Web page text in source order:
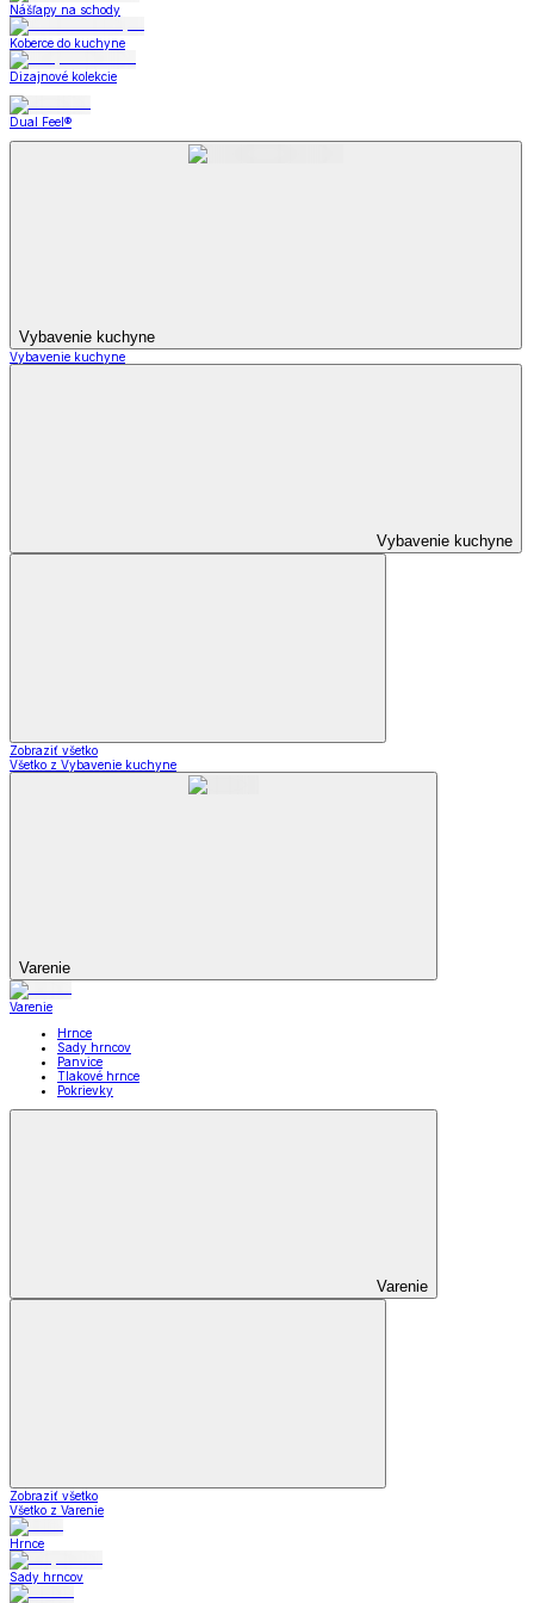
Nášľapy na schody
Koberce do kuchyne
Dizajnové kolekcie
Dual Feel®
Vybavenie kuchyne
Vybavenie kuchyne
Vybavenie kuchyne
Zobraziť všetko
Všetko z Vybavenie kuchyne
Varenie
Varenie
Hrnce
Sady hrncov
Panvice
Tlakové hrnce
Pokrievky
Varenie
Zobraziť všetko
Všetko z Varenie
Hrnce
Sady hrncov